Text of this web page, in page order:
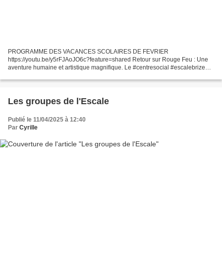
PROGRAMME DES VACANCES SCOLAIRES DE FEVRIER
https://youtu.be/y5rFJAoJO6c?feature=shared Retour sur Rouge Feu : Une
aventure humaine et artistique magnifique. Le #centresocial #escalebrizeux
Les groupes de l'Escale
Publié le 11/04/2025 à 12:40
Par Cyrille